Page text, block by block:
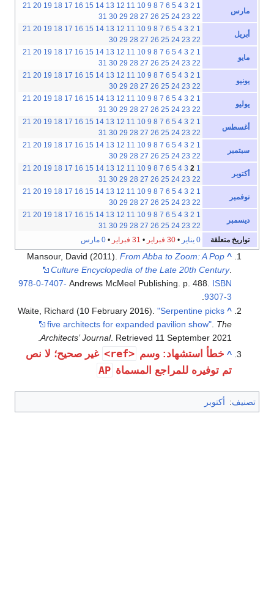
مارس
1
2
3
4
5
6
7
8
9
10
11
12
13
14
15
16
17
18
19
20
21
22
23
24
25
26
27
28
29
30
31
أبريل
1
2
3
4
5
6
7
8
9
10
11
12
13
14
15
16
17
18
19
20
21
22
23
24
25
26
27
28
29
30
مايو
1
2
3
4
5
6
7
8
9
10
11
12
13
14
15
16
17
18
19
20
21
22
23
24
25
26
27
28
29
30
31
يونيو
1
2
3
4
5
6
7
8
9
10
11
12
13
14
15
16
17
18
19
20
21
22
23
24
25
26
27
28
29
30
يوليو
1
2
3
4
5
6
7
8
9
10
11
12
13
14
15
16
17
18
19
20
21
22
23
24
25
26
27
28
29
30
31
أغسطس
1
2
3
4
5
6
7
8
9
10
11
12
13
14
15
16
17
18
19
20
21
22
23
24
25
26
27
28
29
30
31
سبتمبر
1
2
3
4
5
6
7
8
9
10
11
12
13
14
15
16
17
18
19
20
21
22
23
24
25
26
27
28
29
30
أكتوبر
1
2
3
4
5
6
7
8
9
10
11
12
13
14
15
16
17
18
19
20
21
22
23
24
25
26
27
28
29
30
31
نوفمبر
1
2
3
4
5
6
7
8
9
10
11
12
13
14
15
16
17
18
19
20
21
22
23
24
25
26
27
28
29
30
ديسمبر
1
2
3
4
5
6
7
8
9
10
11
12
13
14
15
16
17
18
19
20
21
22
23
24
25
26
27
28
29
30
31
تواريخ متعلقة
0 يناير •30 فبراير • 31 فبراير •0 مارس
^
Mansour, David (2011).From Abba to Zoom: A Pop
Culture Encyclopedia of the Late 20th Century.
Andrews McMeel Publishing. p. 488. ISBN
978-0-7407-
9307-3
.
^
Waite, Richard (10 February 2016)."Serpentine picks
five architects for expanded pavilion show". The
Architects’ Journal. Retrieved 11 September 2021
.
^ خطأ استشهاد: وسم <ref>
غير صحيح؛ لا نص
تم توفيره للمراجع المسماة AP
تصنيف: أكتوبر